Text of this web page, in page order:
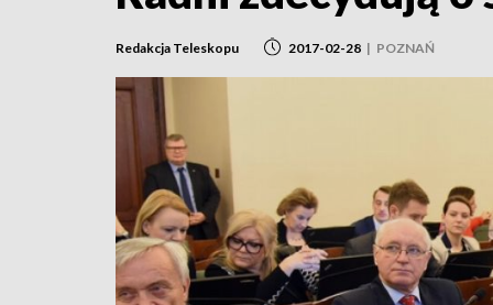
Redakcja Teleskopu 2017-02-28 | POZNAŃ